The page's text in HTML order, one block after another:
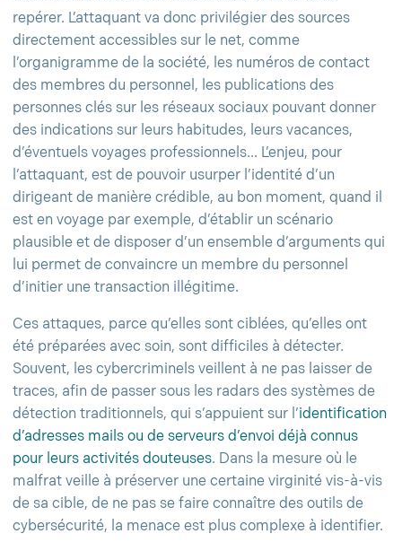
repérer. L’attaquant va donc privilégier des sources
directement accessibles sur le net, comme
l’organigramme de la société, les numéros de contact
des membres du personnel, les publications des
personnes clés sur les réseaux sociaux pouvant donner
des indications sur leurs habitudes, leurs vacances,
d’éventuels voyages professionnels... L’enjeu, pour
l’attaquant, est de pouvoir usurper l’identité d’un
dirigeant de manière crédible, au bon moment, quand il
est en voyage par exemple, d’établir un scénario
plausible et de disposer d’un ensemble d’arguments qui
lui permet de convaincre un membre du personnel
d’initier une transaction illégitime.
Ces attaques, parce qu’elles sont ciblées, qu’elles ont
été préparées avec soin, sont difficiles à détecter.
Souvent, les cybercriminels veillent à ne pas laisser de
traces, afin de passer sous les radars des systèmes de
détection traditionnels, qui s’appuient sur l’identification
d’adresses mails ou de serveurs d’envoi déjà connus
pour leurs activités douteuses. Dans la mesure où le
malfrat veille à préserver une certaine virginité vis-à-vis
de sa cible, de ne pas se faire connaître des outils de
cybersécurité, la menace est plus complexe à identifier.